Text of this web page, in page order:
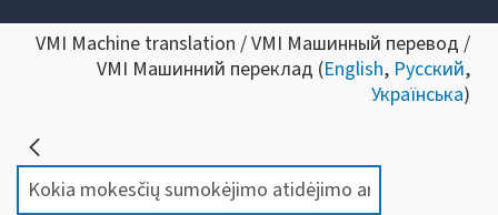
VMI Machine translation / VMI Машинный перевод /
VMI Машинний переклад (English, Русский,
Українська)